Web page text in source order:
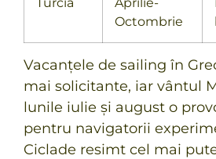
Octombrie
Vacanțele de sailing în
mai solicitante, iar vântul
lunile iulie și august o
pentru navigatorii
Ciclade resimt cel mai